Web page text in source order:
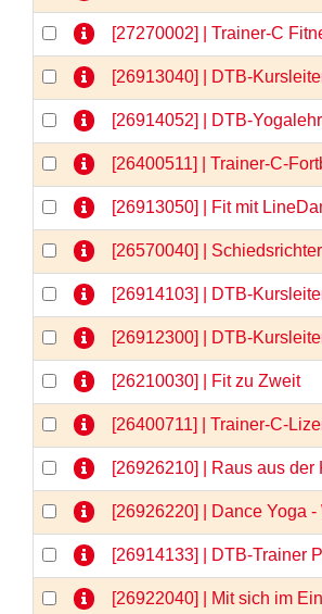
[27270002] | Trainer-C
[26913040] | DTB-
[26914052] | DTB-
[26400511] | Trainer-C-
[26913050] | Fit mit
[26570040] |
[26914103] | DTB-
[26912300] | DTB-
[26210030] | Fit zu Zweit
[26400711] | Trainer-C-
[26926210] | Raus aus
[26926220] | Dance Yoga
[26914133] | DTB-Trainer
[26922040] | Mit sich im